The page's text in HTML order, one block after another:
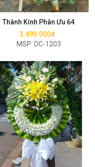
Thành Kính Phân Ưu 64
3.490.000đ
MSP: DC-1203
Mua ngay